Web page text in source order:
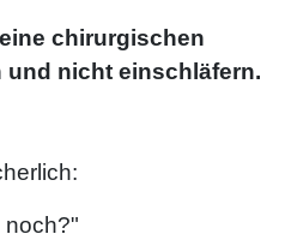
chirurgischen
und nicht einschläfern.
noch?"